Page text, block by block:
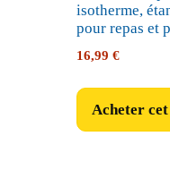
isotherme,
pour repas et
16,99 €
Acheter